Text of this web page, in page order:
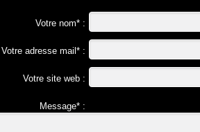
Votre nom* :
Votre adresse mail* :
Votre site web :
Message* :